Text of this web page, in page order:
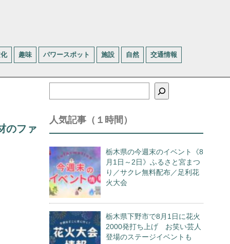
趣味 パワースポット 施設 自然 交通情報
のファ
索
人気記事（１時間）
栃木県の今週末のイベント《8
月1日～2日》ふるさと宮まつ
り／サクレ無料配布／足利花
火大会
栃木県下野市で8月1日に花火
2000発打ち上げ お笑い芸人
登場のステージイベントも